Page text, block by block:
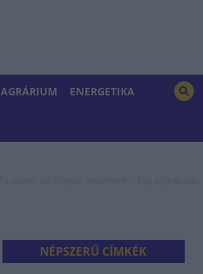
AGRÁRIUM ENERGETIKA
NÉPSZERŰ CÍMKÉK